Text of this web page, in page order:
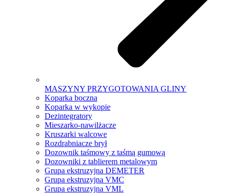
MASZYNY PRZYGOTOWANIA GLINY
Koparka boczna
Koparka w wykopie
Dezintegratory
Mieszarko-nawilżacze
Kruszarki walcowe
Rozdrabniacze brył
Dozownik taśmowy z taśmą gumową
Dozowniki z tablierem metalowym
Grupa ekstruzyjna DEMETER
Grupa ekstruzyjna VMC
Grupa ekstruzyjna VML